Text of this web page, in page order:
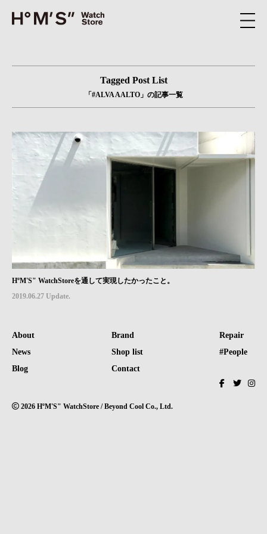
Tagged Post List
「#ALVA AALTO」の記事一覧
HºM'S" WatchStoreを通して実現したかったこと。
2019.06.27 Update.
About
News
Blog
Brand
Shop list
Contact
Repair
#People
2026 HºM'S" WatchStore / Beyond Cool Co., Ltd.